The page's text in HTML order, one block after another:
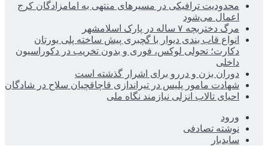
محدودیت ترافیکی در مسیرهای منتهی به امامزادگان کرج
اعمال می‌شود
مرگ دختربچه ۷ ساله در پارک اسلامشهر
انواع قاب بندی دیوار با گچبری پیش ساخته پلی یورتان
دکارت؛ تحولی لوکس، فوری و بدون تخریب در دکوراسیون
داخلی
دوران بزن و دررو برای اشرار گذشته است
شهادت مامور پلیس در تیراندازی قاچاقچیان سلاح در شادگان
احیای تالاب انزلی نیازمند نگاه ملی
ورود
نوشته تصادفی
سایدبار